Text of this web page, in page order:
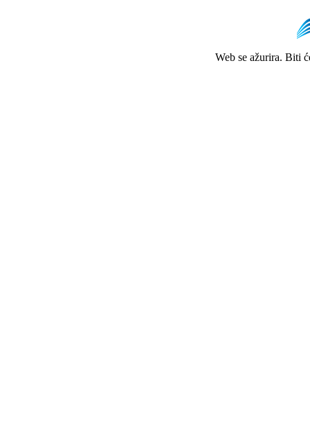
Web se ažurira. Biti